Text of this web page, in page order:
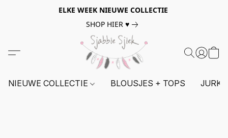
ELKE WEEK NIEUWE COLLECTIE
SHOP HIER ♥
NIEUWE COLLECTIE BLOUSJES + TOPS